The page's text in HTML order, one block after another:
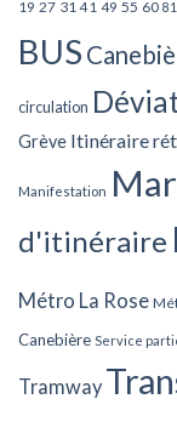
19 27 31 41 49 55 60 81
BUS
circulation
Grève Itinéraire
Manifestation
d'itinéraire
Métro La Rose
Canebière Service
Tramway